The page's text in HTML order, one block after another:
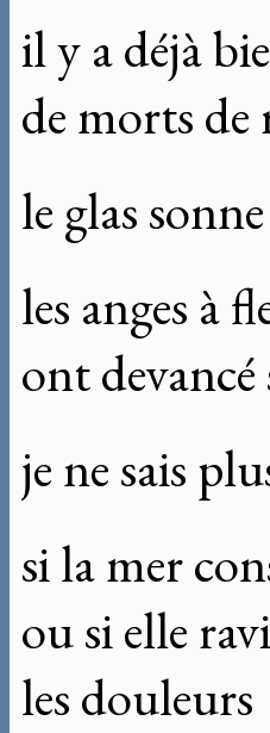
il y a déjà
de morts de
le glas
les anges à
ont
je ne sais
si la mer
ou si elle
les douleurs